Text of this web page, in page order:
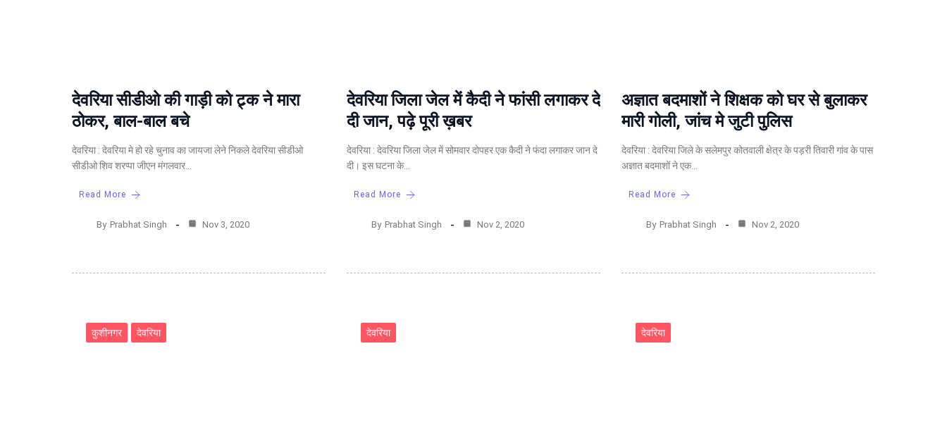
देवरिया सीडीओ की गाड़ी को ट्र्क ने मारा
ठोकर, बाल-बाल बचे
देवरिया : देवरिया मे हो रहे चुनाव का जायजा लेने निकले देवरिया सीडीओ
सीडीओ शिव शरप्पा जीएन मंगलवार…
Read More
By Prabhat Singh Nov 3, 2020
देवरिया जिला जेल में कैदी ने फांसी लगाकर दे
दी जान, पढ़े पूरी ख़बर
देवरिया : देवरिया जिला जेल में सोमवार दोपहर एक कैदी ने फंदा लगाकर जान दे
दी। इस घटना के…
Read More
By Prabhat Singh Nov 2, 2020
अज्ञात बदमाशों ने शिक्षक को घर से बुलाकर
मारी गोली, जांच मे जुटी पुलिस
देवरिया : देवरिया जिले के सलेमपुर कोतवाली क्षेत्र के पड़री तिवारी गांव के पास
अज्ञात बदमाशों ने एक…
Read More
By Prabhat Singh Nov 2, 2020
कुशीनगर देवरिया देवरिया देवरिया